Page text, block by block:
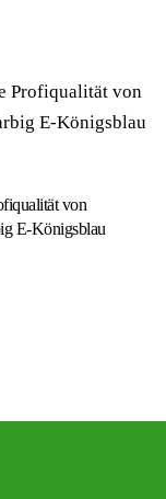
von
E-Königsblau